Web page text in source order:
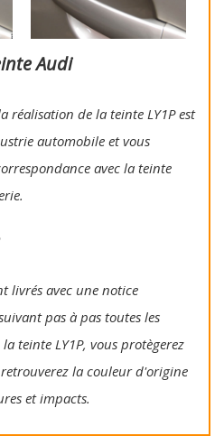
Audi
réalisation de la teinte LY1P est
automobile et vous
avec la teinte
livrés avec une notice
pas à pas toutes les
teinte LY1P, vous protègerez
la couleur d'origine
et impacts.